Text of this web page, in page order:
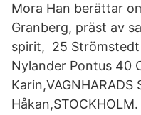
Mora Han berättar
Granberg, präst av
spirit, 25 Strömstedt
Nylander Pontus 40
Karin,VAGNHARADS